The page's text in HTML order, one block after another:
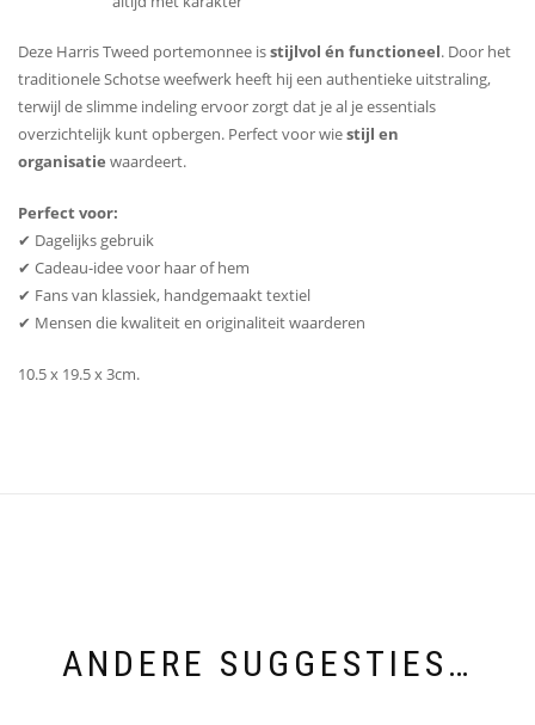
Deze Harris Tweed portemonnee isstijlvol én functioneel. Door het
traditionele Schotse weefwerk heeft hij een authentieke uitstraling,
terwijl de slimme indeling ervoor zorgt dat je al je essentials
overzichtelijk kunt opbergen. Perfect voor wiestijl en
organisatie waardeert.
Perfect voor:
✔ Dagelijks gebruik
✔ Cadeau-idee voor haar of hem
✔ Fans van klassiek, handgemaakt textiel
✔ Mensen die kwaliteit en originaliteit waarderen
10.5 x 19.5 x 3cm.
ANDERE SUGGESTIES…